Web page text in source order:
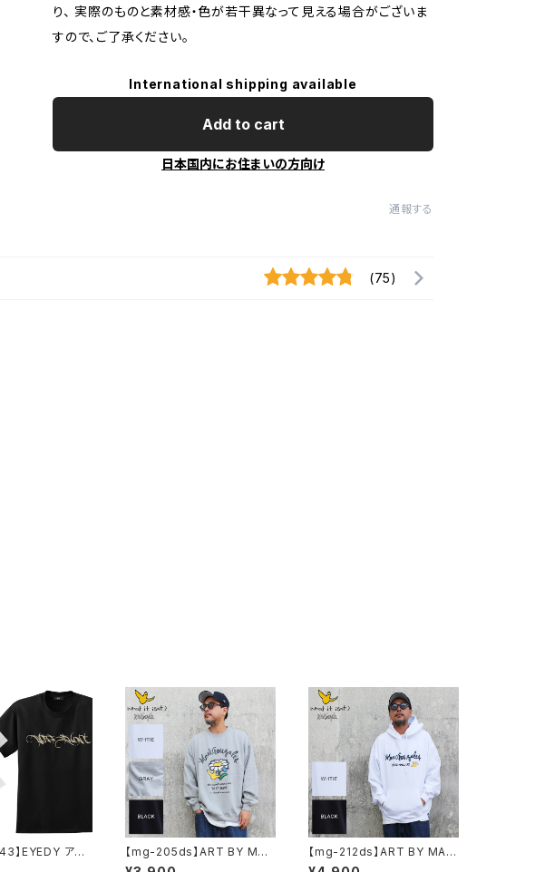
り、 実際のものと素材感・色が若干異なって見える場合がございま
すので、ご了承ください。
International shipping available
Add to cart
日本国内にお住まいの方向け
通報する
(75)
】EYEDY アイ
ショートス
【mg-205ds】ART BY MAR
KGONZALE ( What it isNt
【mg-212ds】ART BY MAR
KGONZALE ( What it isNt